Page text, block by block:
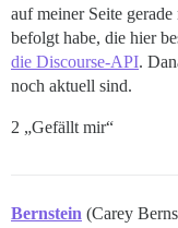
auf meiner Seite
befolgt habe, die hier
die Discourse-API.
noch aktuell sind.
2 „Gefällt mir“
Bernstein (Carey